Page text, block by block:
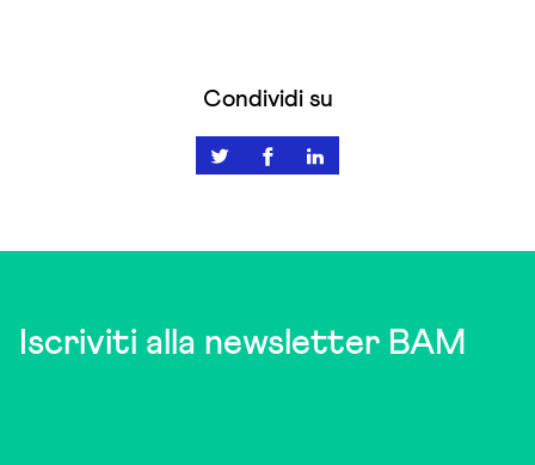
Condividi su
Iscriviti alla newsletter BAM